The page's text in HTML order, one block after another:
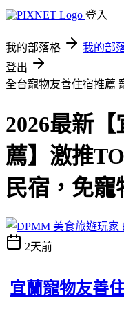
登入
我的部落格 我的部
登出
全台寵物友善住宿推薦
2026最新
薦】激推
民宿，免寵
2天前
宜蘭寵物友善